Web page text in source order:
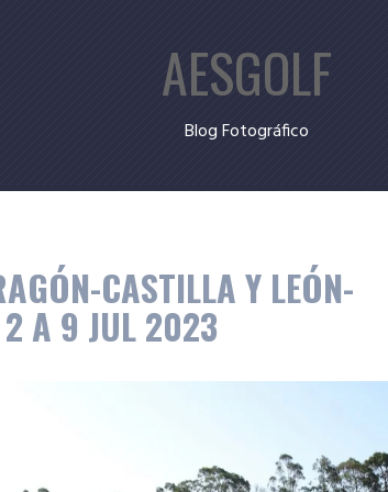
AESGOLF
Blog Fotográfico
CASTILLA Y LEÓN-
A 9 JUL 2023